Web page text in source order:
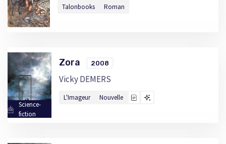
Talonbooks Roman
Science-
fiction
Zora 2008
Vicky DEMERS
L'Imageur Nouvelle